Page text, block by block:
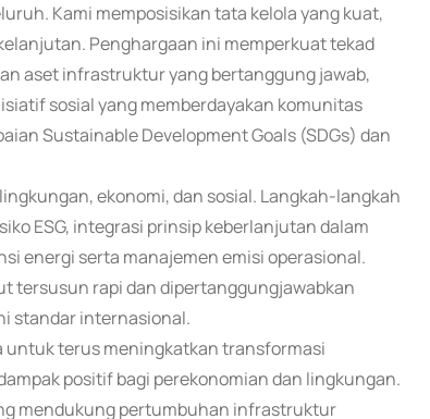
Kami memposisikan tata kelola yang kuat,
Penghargaan ini memperkuat tekad
aset infrastruktur yang bertanggung jawab,
sosial yang memberdayakan komunitas
Sustainable Development Goals (SDGs) dan
ekonomi, dan sosial. Langkah-langkah
ESG, integrasi prinsip keberlanjutan dalam
energi serta manajemen emisi operasional.
tersusun rapi dan dipertanggungjawabkan
standar internasional.
untuk terus meningkatkan transformasi
positif bagi perekonomian dan lingkungan.
mendukung pertumbuhan infrastruktur